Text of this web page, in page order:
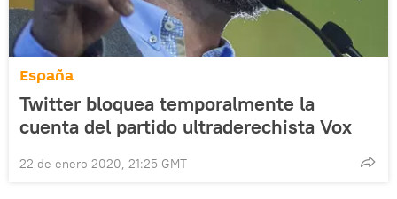
España
Twitter bloquea temporalmente la
cuenta del partido ultraderechista Vox
22 de enero 2020, 21:25 GMT